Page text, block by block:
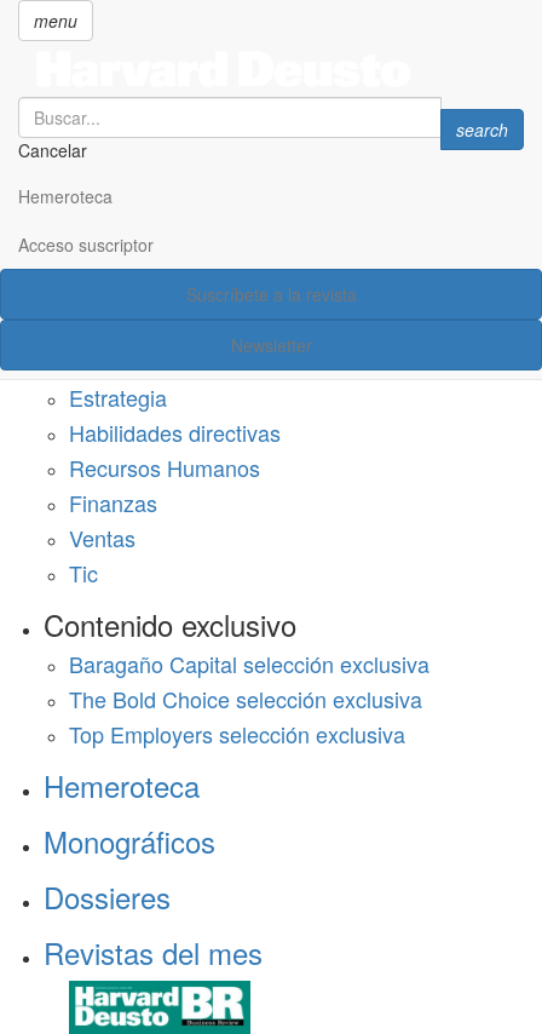
principal
menu
Search
Cancelar
Search
search
Hemeroteca
Acceso suscriptor
Suscríbete a la revista
Newsletter
Acceso suscriptor
Estrategia
Habilidades directivas
Recursos Humanos
Finanzas
Ventas
Tic
Contenido exclusivo
Baragaño Capital selección exclusiva
The Bold Choice selección exclusiva
Top Employers selección exclusiva
Hemeroteca
Monográficos
Dossieres
Revistas del mes